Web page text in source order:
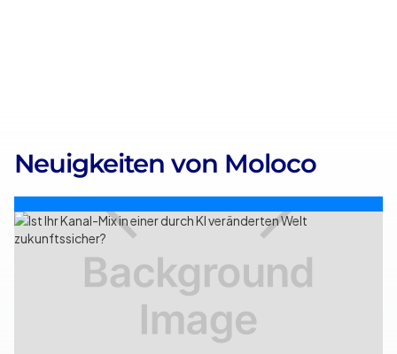
Neuigkeiten von Moloco